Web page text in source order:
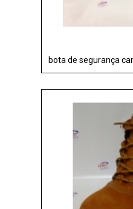
bota de segurança